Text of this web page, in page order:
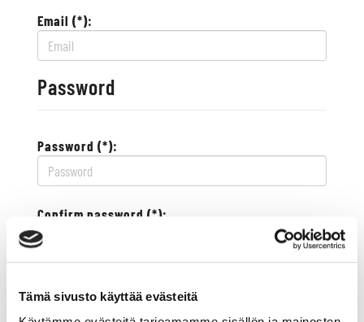
Tämä sivusto käyttää evästeitä
Email (*):
Password
Password (*):
Confirm password (*):